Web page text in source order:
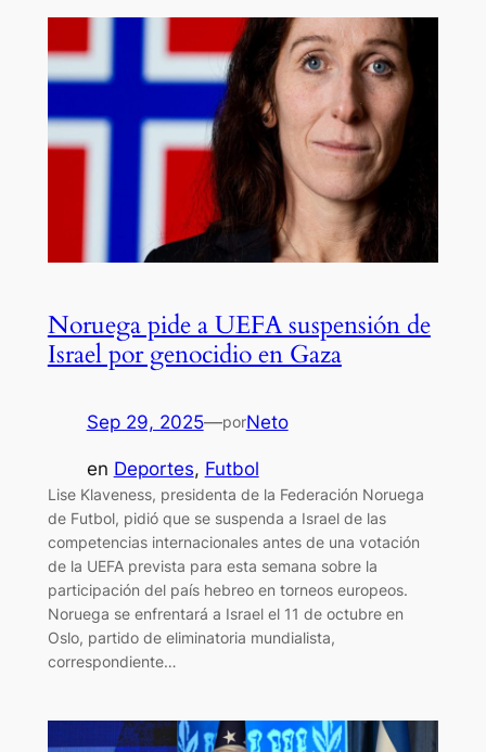
Noruega pide a UEFA suspensión de
Israel por genocidio en Gaza
Sep 29, 2025—porNeto
en Deportes, Futbol
Lise Klaveness, presidenta de la Federación Noruega
de Futbol, pidió que se suspenda a Israel de las
competencias internacionales antes de una votación
de la UEFA prevista para esta semana sobre la
participación del país hebreo en torneos europeos.
Noruega se enfrentará a Israel el 11 de octubre en
Oslo, partido de eliminatoria mundialista,
correspondiente…